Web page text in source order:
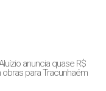
anuncia quase R$
para Tracunhaém